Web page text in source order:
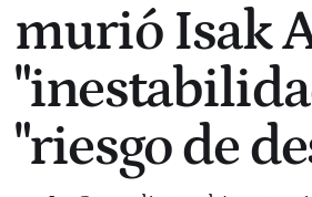
murió Isak
"riesgo de